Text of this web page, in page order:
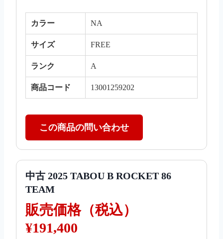
カラー NA
サイズ FREE
ランク A
商品コード 13001259202
この商品の問い合わせ
中古 2025 TABOU B ROCKET 86
TEAM
販売価格（税込）
¥191,400